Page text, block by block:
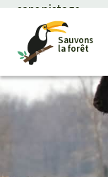
sans pistage.
Sauvons
la forêt